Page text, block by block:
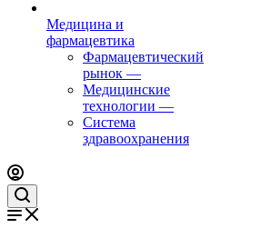
Медицина и
фармацевтика
Фармацевтический
рынок —
Медицинские
технологии —
Система
здравоохранения